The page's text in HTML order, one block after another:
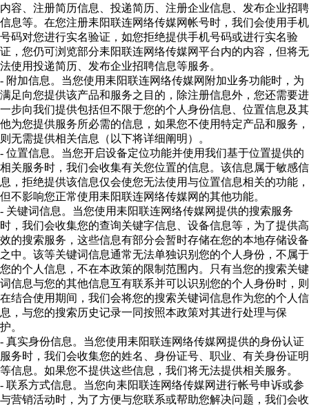
内容、注册简历信息、投递简历、注册企业信息、发布企业招聘
信息等。在您注册耒阳联连网络传媒网帐号时，我们会使用手机
号码对您进行实名验证，如您拒绝提供手机号码或进行实名验
证，您仍可浏览部分耒阳联连网络传媒网平台内的内容，但将无
法使用投递简历、发布企业招聘信息等服务。
- 附加信息。当您使用耒阳联连网络传媒网附加业务功能时，为
满足向您提供该产品和服务之目的，除注册信息外，您还需要进
一步向我们提供包括但不限于您的个人身份信息、位置信息及其
他为您提供服务所必需的信息，如果您不使用特定产品和服务，
则无需提供相关信息（以下将详细阐明）。
- 位置信息。当您开启设备定位功能并使用我们基于位置提供的
相关服务时，我们会收集有关您位置的信息。该信息属于敏感信
息，拒绝提供该信息仅会使您无法使用与位置信息相关的功能，
但不影响您正常使用耒阳联连网络传媒网的其他功能。
- 关键词信息。当您使用耒阳联连网络传媒网提供的搜索服务
时，我们会收集您的查询关键字信息、设备信息等，为了提供高
效的搜索服务，这些信息有部分会暂时存储在您的本地存储设备
之中。该等关键词信息通常无法单独识别您的个人身份，不属于
您的个人信息，不在本政策的限制范围内。只有当您的搜索关键
词信息与您的其他信息互有联系并可以识别您的个人身份时，则
在结合使用期间，我们会将您的搜索关键词信息作为您的个人信
息，与您的搜索历史记录一同按照本政策对其进行处理与保
护。
- 真实身份信息。当您使用耒阳联连网络传媒网提供的身份认证
服务时，我们会收集您的姓名、身份证号、职业、有关身份证明
等信息。如果您不提供这些信息，我们将无法提供相关服务。
- 联系方式信息。当您向耒阳联连网络传媒网进行帐号申诉或参
与营销活动时，为了方便与您联系或帮助您解决问题，我们会收